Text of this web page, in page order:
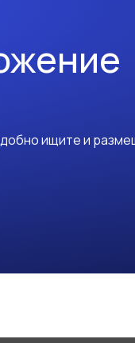
ищите и